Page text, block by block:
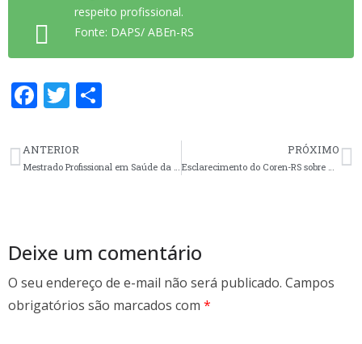
respeito profissional.
Fonte: DAPS/ ABEn-RS
F
e
b
k
T
itt
er e
ANTERIOR
Mestrado Profissional em Saúde da Família
PRÓXIMO
Esclarecimento do Coren-RS sobre designações Assistencial e Trainee
Deixe um comentário
O seu endereço de e-mail não será publicado. Campos
obrigatórios são marcados com *